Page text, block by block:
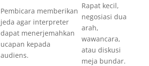
Pembicara memberikan
jeda agar interpreter
dapat menerjemahkan
ucapan kepada
audiens.
Rapat kecil,
negosiasi dua
arah,
wawancara,
atau diskusi
meja bundar.